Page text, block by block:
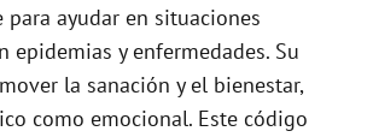
para ayudar en situaciones
epidemias y enfermedades. Su
la sanación y el bienestar,
como emocional. Este código